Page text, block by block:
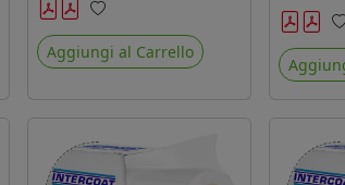
sportwear .
Preferiti
Aggiungi al Carrello
diretta.
bandiere,